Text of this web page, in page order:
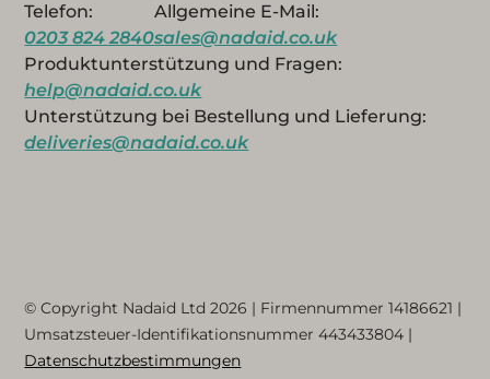
Telefon:
0203 824 2840
Allgemeine E-Mail:
sales@nadaid.co.uk
Produktunterstützung und Fragen:
help@nadaid.co.uk
Unterstützung bei Bestellung und Lieferung:
deliveries@nadaid.co.uk
© Copyright Nadaid Ltd 2026 | Firmennummer14186621 |
Umsatzsteuer-Identifikationsnummer443433804 |
Datenschutzbestimmungen